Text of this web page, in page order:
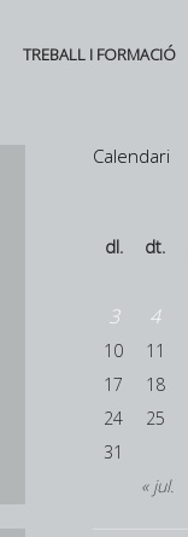
TREBALL I FORMACIÓ
Calendari
dl. dt.
« jul.
3
4
10
11
17
18
24
25
31